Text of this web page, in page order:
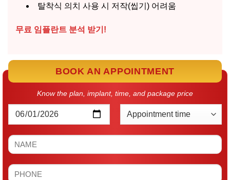
탈착식 의치 사용 시 저작(씹기) 어려움
무료 임플란트 분석 받기!
BOOK AN APPOINTMENT
Know the plan, implant, time, and package price